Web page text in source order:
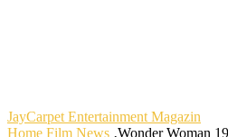
JayCarpet Entertainment Magazin
Home Film News ‚Wonder Woman